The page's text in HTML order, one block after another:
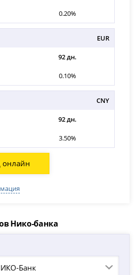
0.20%
EUR
92 дн.
0.10%
CNY
92 дн.
3.50%
онлайн
Нико-банка
Банк